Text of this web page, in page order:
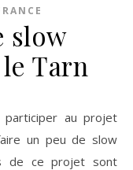
slow
Tarn
un peu de slow
de ce projet sont